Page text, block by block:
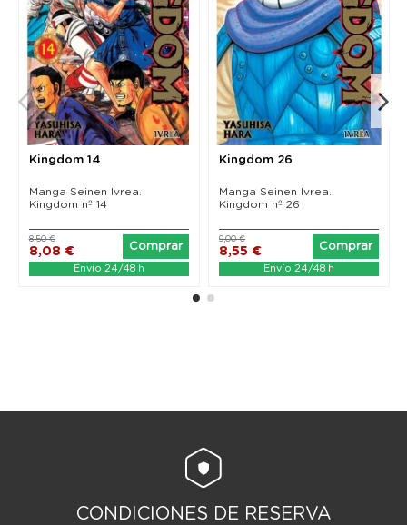
Kingdom 14
Manga Seinen Ivrea.
Kingdom nº 14
8,08 €
8,50 €
Comprar
Envío 24/48 h
Kingdom 26
Manga Seinen Ivrea.
Kingdom nº 26
8,55 €
9,00 €
Comprar
Envío 24/48 h
CONDICIONES DE RESERVA